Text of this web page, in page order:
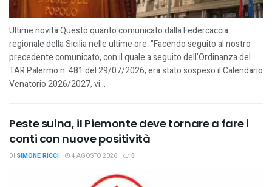
Ultime novità Questo quanto comunicato dalla Federcaccia
regionale della Sicilia nelle ultime ore: "Facendo seguito al nostro
precedente comunicato, con il quale a seguito dell’Ordinanza del
TAR Palermo n. 481 del 29/07/2026, era stato sospeso il Calendario
Venatorio 2026/2027, vi...
Peste suina, il Piemonte deve tornare a fare i
conti con nuove positività
DI SIMONE RICCI 4 AGOSTO 2026 0